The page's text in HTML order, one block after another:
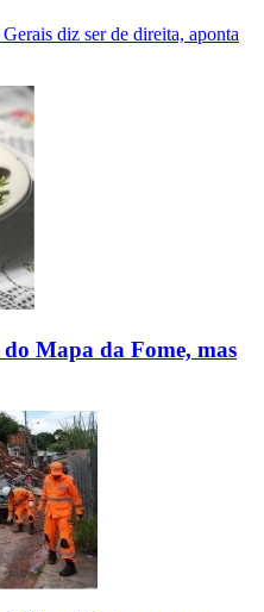
diz ser de direita, aponta
Mapa da Fome, mas